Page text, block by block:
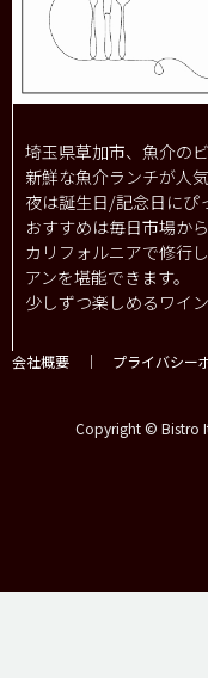
埼玉県草加市、魚介の
新鮮な魚介ランチが人気
夜は誕生日/記念日にぴ
おすすめは毎日市場か
カリフォルニアで修行
アンを堪能できます。
少しずつ楽しめるワイ
会社概要 ｜ プライバシー
Copyright © Bistro